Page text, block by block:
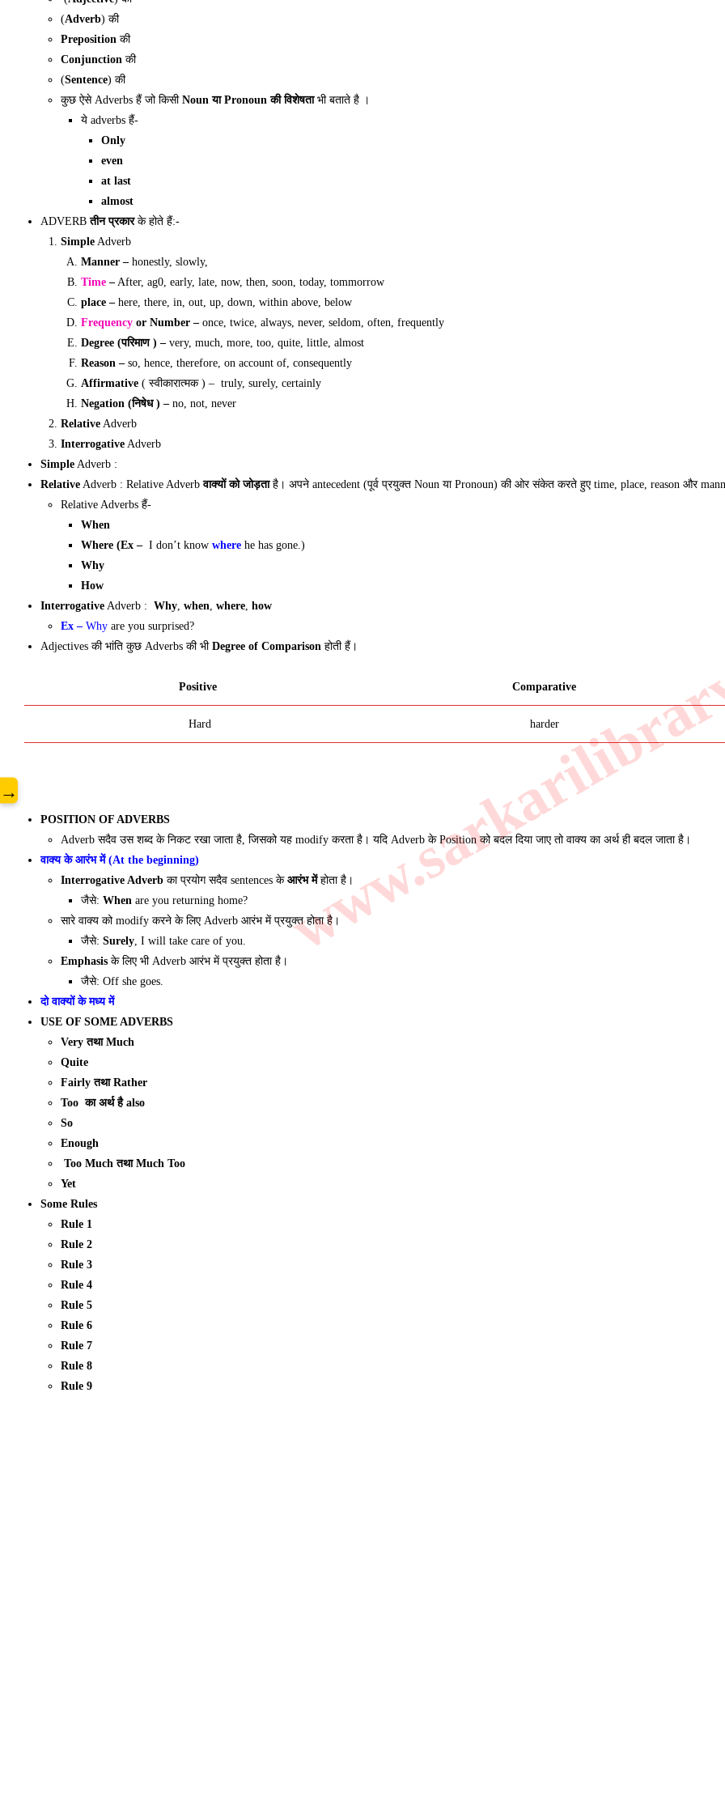
(Adverb) की
Preposition की
Conjunction की
(Sentence) की
कुछ ऐसे Adverbs हैं जो किसीNoun या Pronoun की विशेषताभी बताते है ।
ये adverbs हैं-
Only
even
at last
almost
ADVERBतीन प्रकारके होते हैं:-
Simple Adverb
Manner – honestly, slowly,
Time – After, ag0, early, late, now, then, soon, today, tommorrow
place – here, there, in, out, up, down, within above, below
Frequency or Number – once, twice, always, never, seldom, often, frequently
Degree (परिमाण ) – very, much, more, too, quite, little, almost
Reason – so, hence, therefore, on account of, consequently
Affirmative ( स्वीकारात्मक ) – truly, surely, certainly
Negation (निषेध ) – no, not, never
Relative Adverb
Interrogative Adverb
Simple Adverb :
Relative Adverb : Relative Adverbवाक्यों को जोड़ताहै। अपने antecedent (पूर्व प्रयुक्त Noun या Pronoun) की ओर संकेत करते हुए time, place, reason और
Relative Adverbs हैं-
When
Where (Ex – I don’t know where he has gone.)
Why
How
Interrogative Adverb : Why, when, where, how
Ex – Why are you surprised?
Adjectives की भांति कुछ Adverbs की भी Degree of Comparison होती हैं।
Positive Comparative
Hard harder
POSITION OF ADVERBS
Adverb सदैव उस शब्द के निकट रखा जाता है, जिसको यह modify करता है। यदि Adverb के Position को बदल दिया जाए तो वाक्य का अर्थ ही बदल जाता है।
वाक्य के आरंभ में (At the beginning)
Interrogative Adverb का प्रयोग सदैव sentences के आरंभ मेंहोता है।
जैसे: When are you returning home?
सारे वाक्य को modify करने के लिए Adverb आरंभ में प्रयुक्त होता है।
जैसे: Surely , I will take care of you.
Emphasis के लिए भी Adverb आरंभ में प्रयुक्त होता है।
जैसे: Off she goes.
दो वाक्यों के मध्य में
USE OF SOME ADVERBS
Very तथा Much
Quite
Fairly तथा Rather
Too का अर्थ है also
So
Enough
Too MuchतथाMuch Too
Yet
Some Rules
Rule 1
Rule 2
Rule 3
Rule 4
Rule 5
Rule 6
Rule 7
Rule 8
Rule 9
→